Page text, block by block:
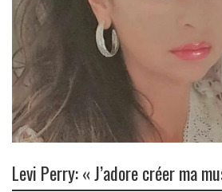
Levi Perry: « J’adore créer ma